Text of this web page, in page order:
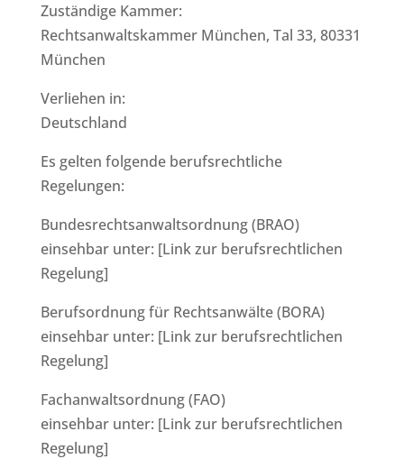
Zuständige Kammer:
Rechtsanwaltskammer München, Tal 33, 80331
München
Verliehen in:
Deutschland
Es gelten folgende berufsrechtliche
Regelungen:
Bundesrechtsanwaltsordnung (BRAO)
einsehbar unter: [Link zur berufsrechtlichen
Regelung]
Berufsordnung für Rechtsanwälte (BORA)
einsehbar unter: [Link zur berufsrechtlichen
Regelung]
Fachanwaltsordnung (FAO)
einsehbar unter: [Link zur berufsrechtlichen
Regelung]